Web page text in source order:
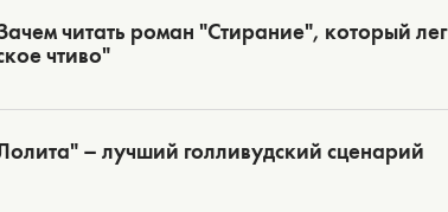
читать роман "Стирание", который лег
чтиво"
– лучший голливудский сценарий